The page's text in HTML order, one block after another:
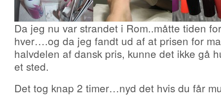
Da jeg nu var strandet i Rom..måtte tiden
hver….og da jeg fandt ud af at prisen for
halvdelen af dansk pris, kunne det ikke gå
et sted.
Det tog knap 2 timer…nyd det hvis du får